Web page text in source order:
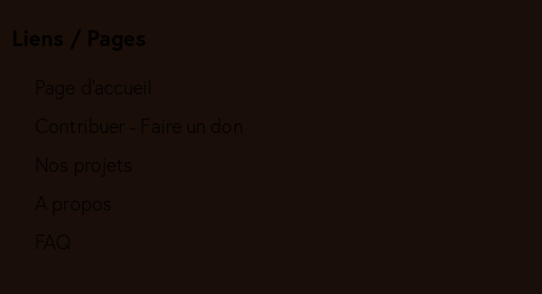
Liens / Pages
Contribuer - Faire un don
Nos projets